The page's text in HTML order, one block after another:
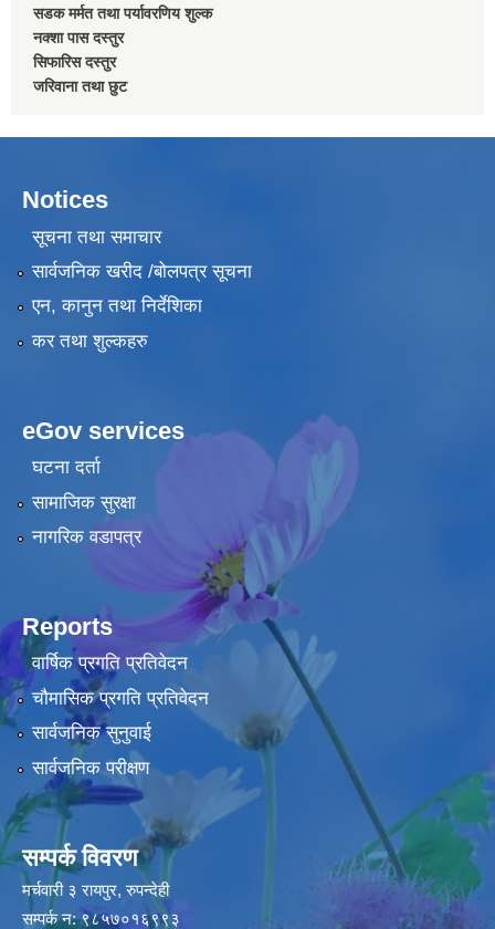
सडक मर्मत तथा पर्यावरणिय शुल्क
नक्शा पास दस्तुर
सिफारिस दस्तुर
जरिवाना तथा छुट
Notices
सूचना तथा समाचार
सार्वजनिक खरीद /बोलपत्र सूचना
एन, कानुन तथा निर्देशिका
कर तथा शुल्कहरु
eGov services
घटना दर्ता
सामाजिक सुरक्षा
नागरिक वडापत्र
Reports
वार्षिक प्रगति प्रतिवेदन
चौमासिक प्रगति प्रतिवेदन
सार्वजनिक सुनुवाई
सार्वजनिक परीक्षण
सम्पर्क विवरण
मर्चवारी ३ रायपुर, रुपन्देही
सम्पर्क न: ९८५७०१६९९३